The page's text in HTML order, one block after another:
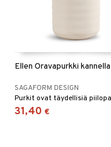
Ellen Oravapurkki kannella
SAGAFORM DESIGN
31,40 €